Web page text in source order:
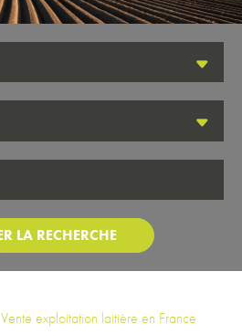
Vente exploitation laitière en France